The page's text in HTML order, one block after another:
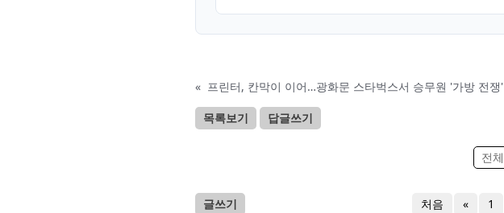
« 프린터, 칸막이 이어…광화문 스타벅스서 승무원 '가방 전쟁'
목록보기 답글쓰기
글쓰기 처음 « 1